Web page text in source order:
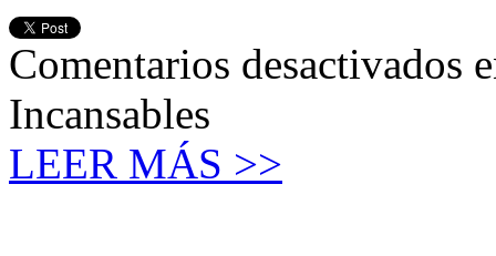
Comentarios desactivados
Incansables
LEER MÁS >>